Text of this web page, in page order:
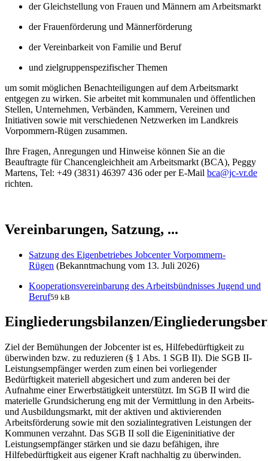
der Gleichstellung von Frauen und Männern am Arbeitsmarkt
der Frauenförderung und Männerförderung
der Vereinbarkeit von Familie und Beruf
und zielgruppenspezifischer Themen
um somit möglichen Benachteiligungen auf dem Arbeitsmarkt
entgegen zu wirken. Sie arbeitet mit kommunalen und öffentlichen
Stellen, Unternehmen, Verbänden, Kammern, Vereinen und
Initiativen sowie mit verschiedenen Netzwerken im Landkreis
Vorpommern-Rügen zusammen.
Ihre Fragen, Anregungen und Hinweise können Sie an die
Beauftragte für Chancengleichheit am Arbeitsmarkt (BCA), Peggy
Martens, Tel: +49 (3831) 46397 436 oder per E-Mail bca@jc-vr.de
richten.
Vereinbarungen, Satzung, ...
Satzung des Eigenbetriebes Jobcenter Vorpommern-
Rügen (Bekanntmachung vom 13. Juli 2026)
Kooperationsvereinbarung des Arbeitsbündnisses Jugend und
Beruf59 kB
Eingliederungsbilanzen/
Ziel der Bemühungen der Jobcenter ist es, Hilfebedürftigkeit zu
überwinden bzw. zu reduzieren (§ 1 Abs. 1 SGB II). Die SGB II-
Leistungsempfänger werden zum einen bei vorliegender
Bedürftigkeit materiell abgesichert und zum anderen bei der
Aufnahme einer Erwerbstätigkeit unterstützt. Im SGB II wird die
materielle Grundsicherung eng mit der Vermittlung in den Arbeits-
und Ausbildungsmarkt, mit der aktiven und aktivierenden
Arbeitsförderung sowie mit den sozialintegrativen Leistungen der
Kommunen verzahnt. Das SGB II soll die Eigeninitiative der
Leistungsempfänger stärken und sie dazu befähigen, ihre
Hilfebedürftigkeit aus eigener Kraft nachhaltig zu überwinden.